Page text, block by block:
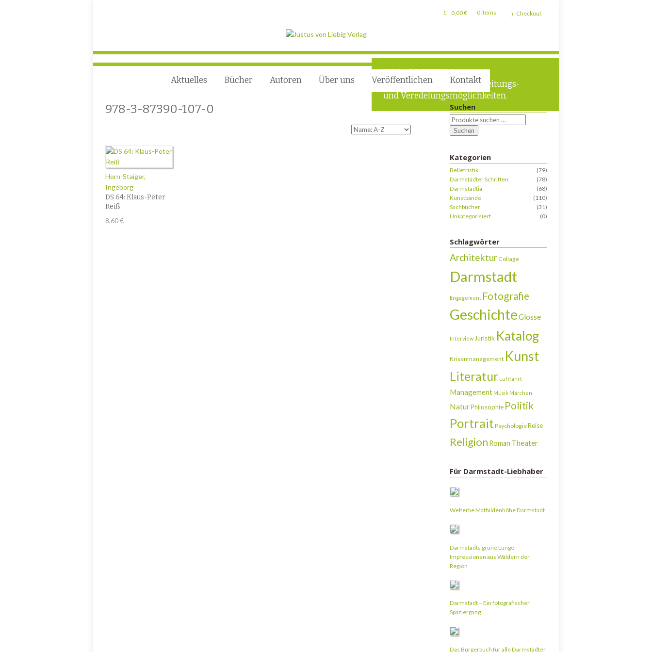
0,00€ 0 items Checkout
VERARBEITUNG
Außergewöhnliche Verarbeitungs-
und Veredelungsmöglichkeiten.
Aktuelles Bücher Autoren Über uns Veröffentlichen Kontakt
978-3-87390-107-0
Horn-Staiger,
Ingeborg
DS 64: Klaus-Peter
Reiß
8,60€
Suchen
Suchen
Kategorien
Belletristik
(79)
Darmstädter Schriften
(78)
Darmstadtia
(68)
Kunstbände
(110)
Sachbücher
(31)
Unkategorisiert
(0)
Schlagwörter
ArchitekturCollage
Darmstadt
Engagement Fotografie
GeschichteGlosse
Interview Juristik Katalog
Krisenmanagement Kunst
Literatur Luftfahrt
Management Musik Märchen
NaturPhilosophie Politik
Portrait PsychologieReise
Religion Roman Theater
Für Darmstadt-Liebhaber
Welterbe Mathildenhöhe Darmstadt
Darmstadts grüne Lunge –
Impressionen aus Wäldern der
Region
Darmstadt – Ein fotografischer
Spaziergang
Das Bürgerbuch für alle Darmstädter